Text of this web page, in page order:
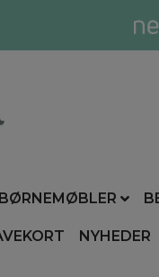
BØRNEMØBLER
NYHEDER